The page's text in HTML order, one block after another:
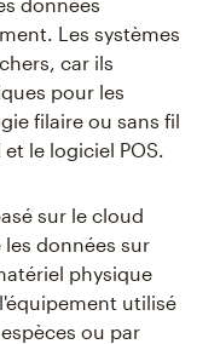
Les systèmes
car ils
pour les
filaire ou sans fil
le logiciel POS.
sur le cloud
données sur
physique
utilisé
ou par